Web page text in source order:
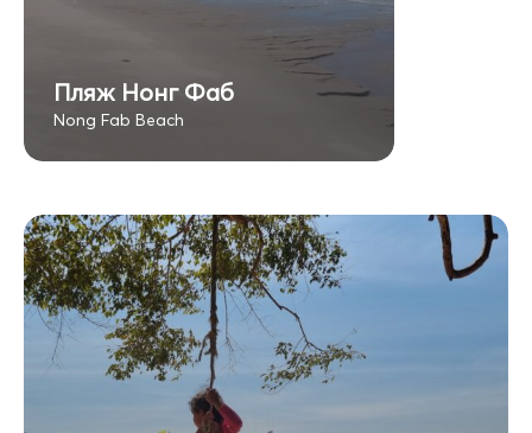
Пляж Нонг Фаб
Nong Fab Beach